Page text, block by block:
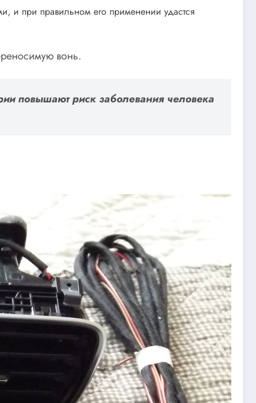
и при правильном его применении удастся
вонь.
повышают риск заболевания человека